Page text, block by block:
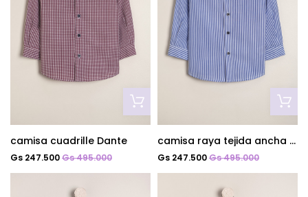
camisa cuadrille Dante
Gs 247.500Gs 495.000
camisa raya tejida ancha algodon bco/cel
Gs 247.500Gs 495.000